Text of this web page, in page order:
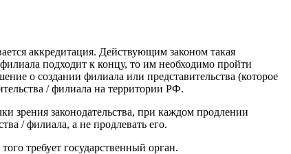
аккредитация. Действующим законом такая
подходит к концу, то им необходимо пройти
о создании филиала или представительства (которое
/ филиала на территории РФ.
зрения законодательства, при каждом продлении
/ филиала, а не продлевать его.
требует государственный орган.